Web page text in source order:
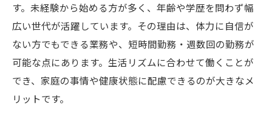
す。未経験から始める方が多く、年齢や学歴を問わず幅
広い世代が活躍しています。その理由は、体力に自信が
ない方でもできる業務や、短時間勤務・週数回の勤務が
可能な点にあります。生活リズムに合わせて働くことが
でき、家庭の事情や健康状態に配慮できるのが大きなメ
リットです。